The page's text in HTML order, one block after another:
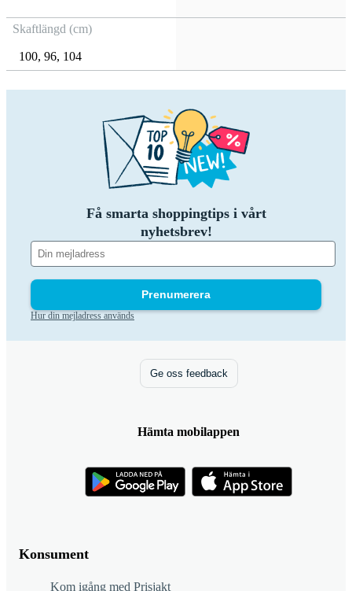
Skaftlängd (cm)
100, 96, 104
Få smarta shoppingtips i vårt
nyhetsbrev!
Prenumerera
Hur din mejladress används
Konsument
Kom igång med Prisjakt
Ge oss feedback
Hämta mobilappen